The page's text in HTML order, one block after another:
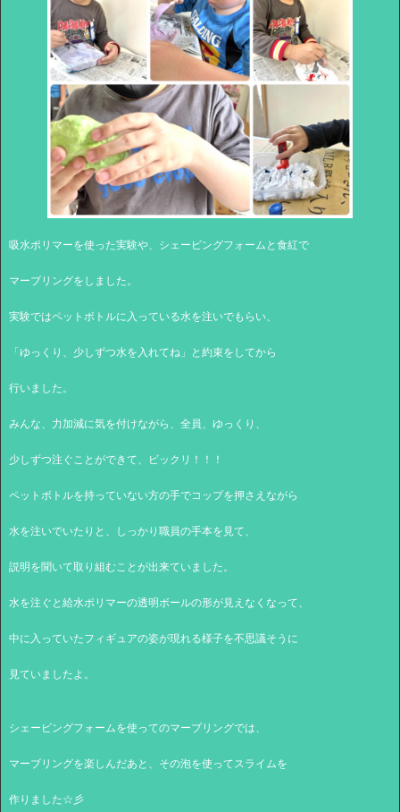
吸水ポリマーを使った実験や、シェービングフォームと食紅で
マーブリングをしました。
実験ではペットボトルに入っている水を注いでもらい、
「ゆっくり、少しずつ水を入れてね」と約束をしてから
行いました。
みんな、力加減に気を付けながら、全員、ゆっくり、
少しずつ注ぐことができて、ビックリ！！！
ペットボトルを持っていない方の手でコップを押さえながら
水を注いでいたりと、しっかり職員の手本を見て、
説明を聞いて取り組むことが出来ていました。
水を注ぐと給水ポリマーの透明ボールの形が見えなくなって、
中に入っていたフィギュアの姿が現れる様子を不思議そうに
見ていましたよ。
シェービングフォームを使ってのマーブリングでは、
マーブリングを楽しんだあと、その泡を使ってスライムを
作りました☆彡